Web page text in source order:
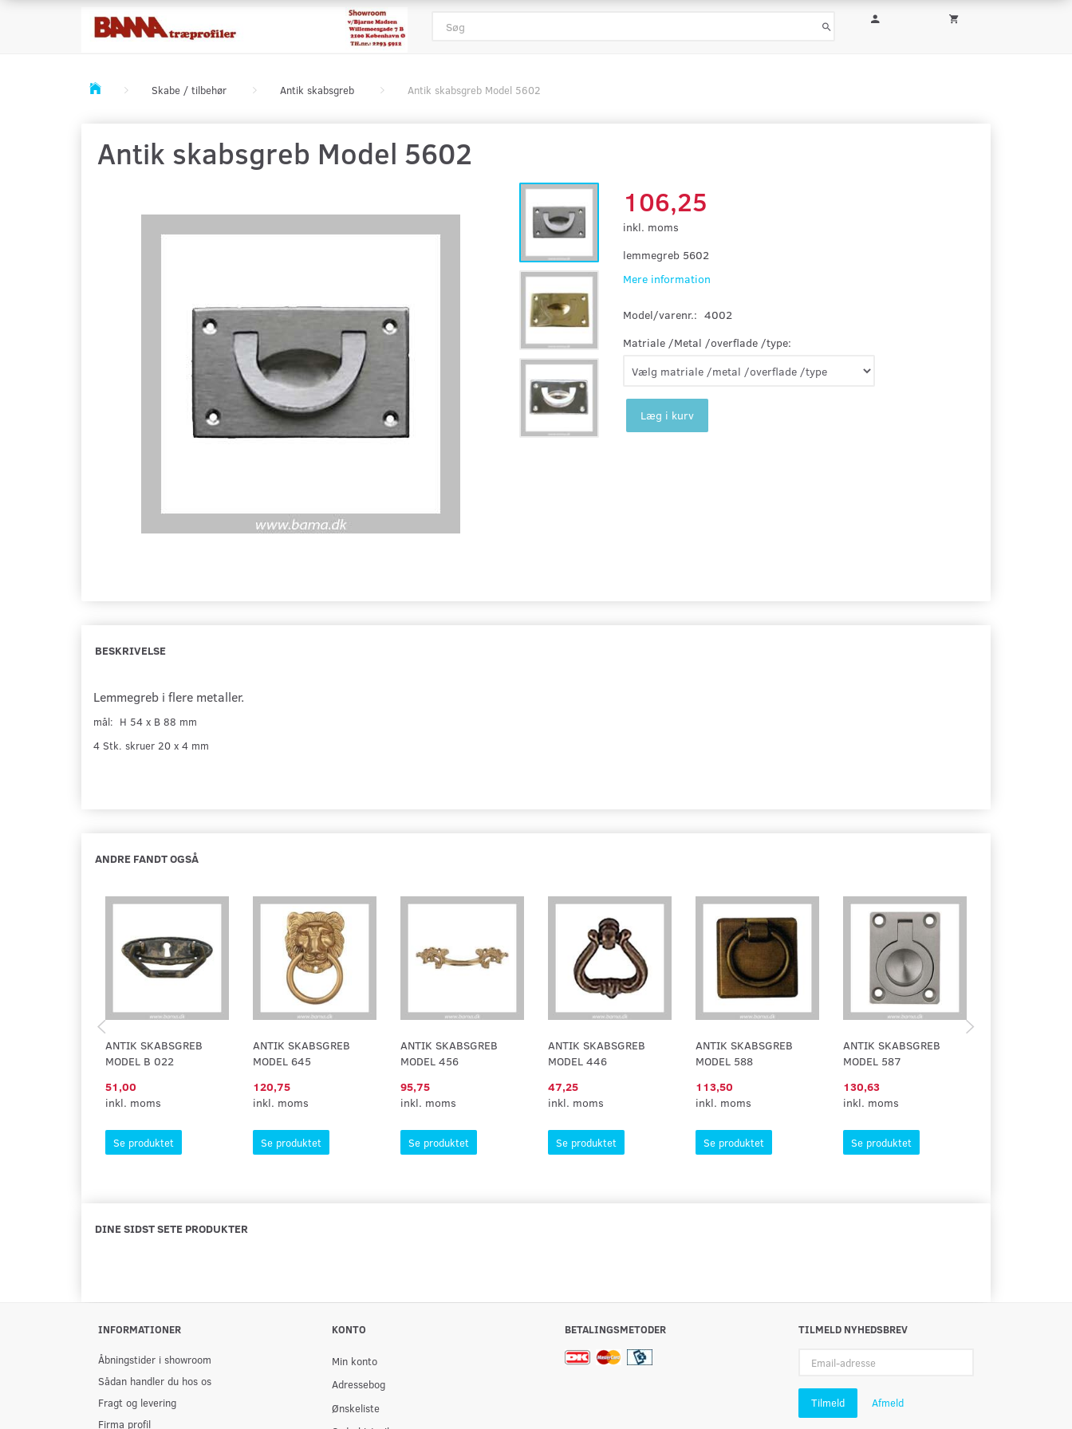
Skabe / tilbehør Antik skabsgreb Antik skabsgreb Model 5602
Antik skabsgreb Model 5602
106,25
inkl. moms
lemmegreb 5602
Mere information
Model/varenr.: 4002
Matriale /Metal /overflade /type:
Læg i kurv
BESKRIVELSE
Lemmegreb i flere metaller.
mål: H 54 x B 88 mm
4 Stk. skruer 20 x 4 mm
ANDRE FANDT OGSÅ
ANTIK SKABSGREB
MODEL B 022
51,00
inkl. moms
Se produktet
ANTIK SKABSGREB
MODEL 645
120,75
inkl. moms
Se produktet
ANTIK SKABSGREB
MODEL 456
95,75
inkl. moms
Se produktet
ANTIK SKABSGREB
MODEL 446
47,25
inkl. moms
Se produktet
ANTIK SKABSGREB
MODEL 588
113,50
inkl. moms
Se produktet
ANTIK SKABSGREB
MODEL 587
130,63
inkl. moms
Se produktet
DINE SIDST SETE PRODUKTER
INFORMATIONER
Åbningstider i showroom
Sådan handler du hos os
Fragt og levering
Firma profil
KONTO
Min konto
Adressebog
Ønskeliste
BETALINGSMETODER
TILMELD NYHEDSBREV
adresse
Tilmeld Afmeld